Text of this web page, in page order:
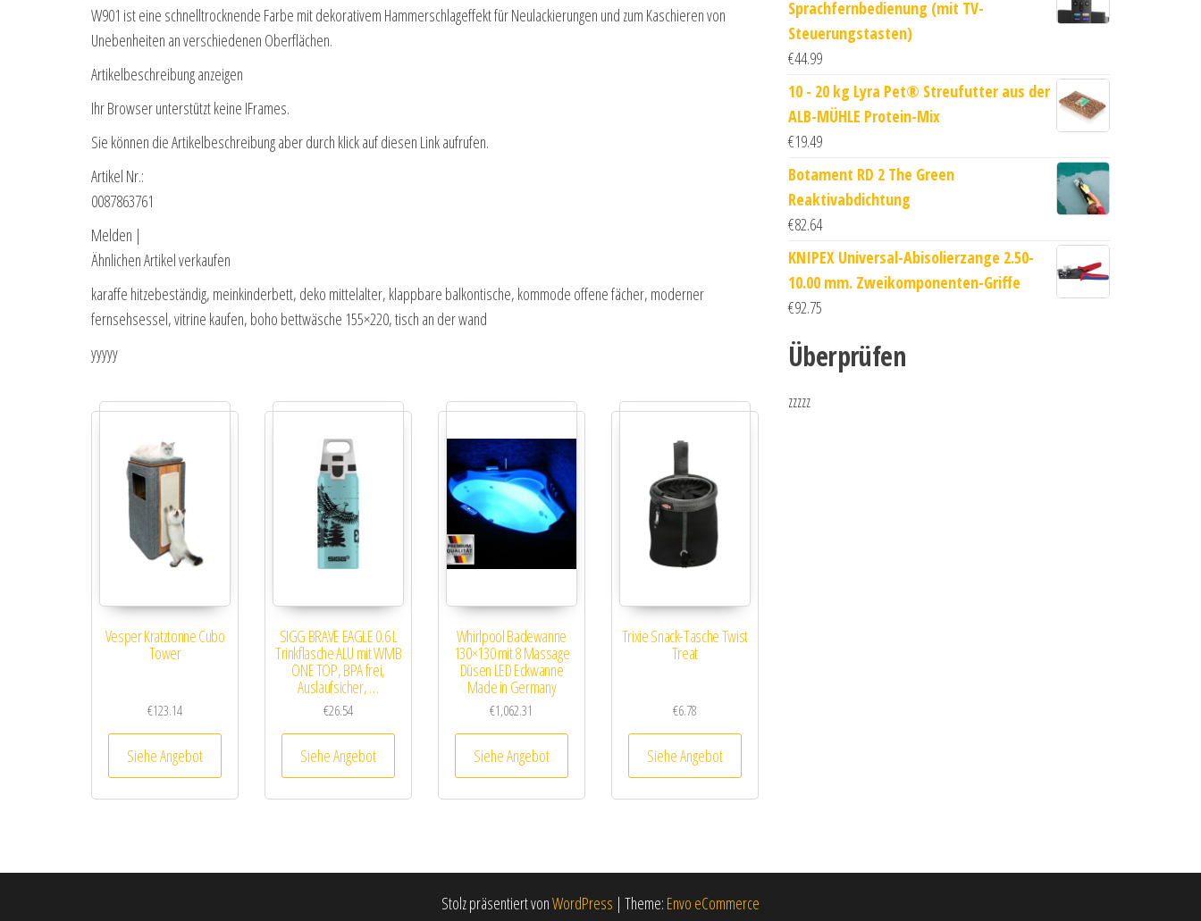
W901 ist eine schnelltrocknende Farbe mit dekorativem Hammerschlageffekt für Neulackierungen und zum Kaschieren von
Unebenheiten an verschiedenen Oberflächen.
Artikelbeschreibung anzeigen
Ihr Browser unterstützt keine IFrames.
Sie können die Artikelbeschreibung aber durch klick auf diesen Link aufrufen.
Artikel Nr.:
0087863761
Melden |
Ähnlichen Artikel verkaufen
karaffe hitzebeständig, meinkinderbett, deko mittelalter, klappbare balkontische, kommode offene fächer, moderner
fernsehsessel, vitrine kaufen, boho bettwäsche 155×220, tisch an der wand
yyyyy
Vesper Kratztonne Cubo
Tower
€123.14
Siehe Angebot
SIGG BRAVE EAGLE 0.6 L
Trinkflasche ALU mit WMB
ONE TOP, BPA frei,
Auslaufsicher, …
€26.54
Siehe Angebot
Whirlpool Badewanne
130×130 mit 8 Massage
Düsen LED Eckwanne
Made in Germany
€1,062.31
Siehe Angebot
Trixie Snack-Tasche Twist
Treat
€6.78
Siehe Angebot
Sprachfernbedienung (mit TV-
Steuerungstasten)
€44.99
10 - 20 kg Lyra Pet® Streufutter aus der
ALB-MÜHLE Protein-Mix
€19.49
Botament RD 2 The Green
Reaktivabdichtung
€82.64
KNIPEX Universal-Abisolierzange 2.50-
10.00 mm. Zweikomponenten-Griffe
€92.75
Überprüfen
zzzzz
Stolz präsentiert vonWordPress | Theme: Envo eCommerce